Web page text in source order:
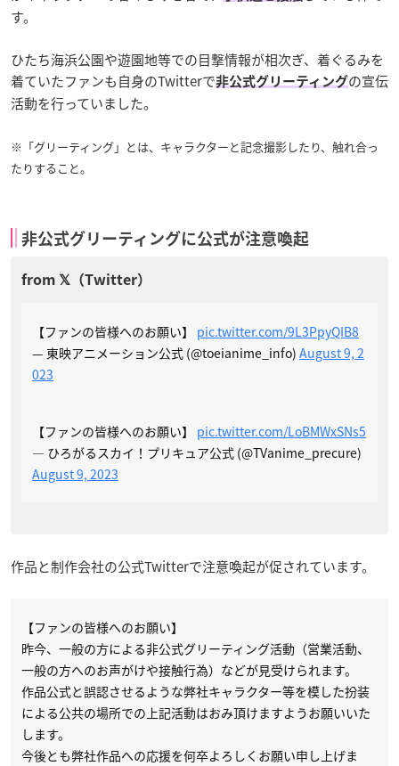
す。
ひたち海浜公園や遊園地等での目撃情報が相次ぎ、着ぐるみを
着ていたファンも自身のTwitterで非公式グリーティングの宣伝
活動を行っていました。
※「グリーティング」とは、キャラクターと記念撮影したり、触れ合っ
たりすること。
非公式グリーティングに公式が注意喚起
【ファンの皆様へのお願い】 pic.twitter.com/9L3PpyQIB8
— 東映アニメーション公式 (@toeianime_info) August 9, 2
023
【ファンの皆様へのお願い】 pic.twitter.com/LoBMWxSNs5
— ひろがるスカイ！プリキュア公式 (@TVanime_precure)
August 9, 2023
作品と制作会社の公式Twitterで注意喚起が促されています。
【ファンの皆様へのお願い】
昨今、一般の方による非公式グリーティング活動（営業活動、
一般の方へのお声がけや接触行為）などが見受けられます。
作品公式と誤認させるような弊社キャラクター等を模した扮装
による公共の場所での上記活動はおみ頂けますようお願いいた
します。
今後とも弊社作品への応援を何卒よろしくお願い申し上げま